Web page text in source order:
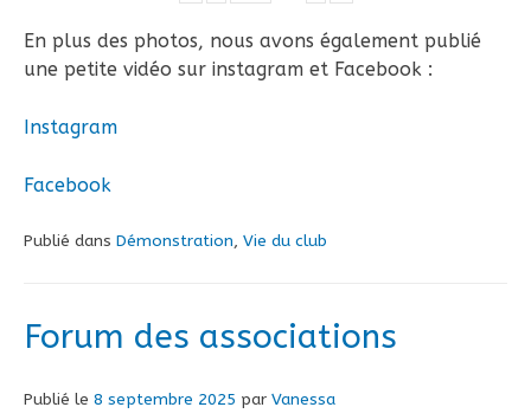
En plus des photos, nous avons également publié
une petite vidéo sur instagram et Facebook :
Instagram
Facebook
Publié dans Démonstration, Vie du club
Forum des associations
Publié le 8 septembre 2025 par Vanessa